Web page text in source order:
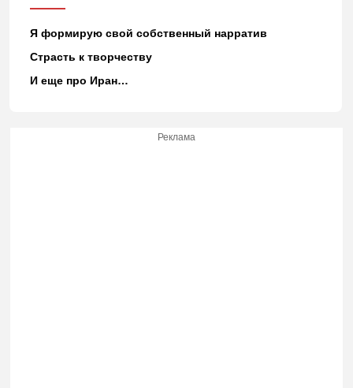
Я формирую свой собственный нарратив
Страсть к творчеству
И еще про Иран…
Реклама